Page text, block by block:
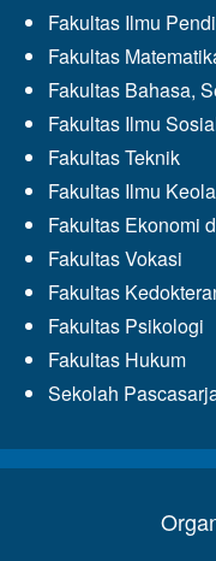
Fakultas Ilmu
Fakultas
Fakultas Bahasa,
Fakultas Ilmu
Fakultas Teknik
Fakultas Ilmu
Fakultas Ekonomi
Fakultas Vokasi
Fakultas
Fakultas Psikologi
Fakultas Hukum
Sekolah